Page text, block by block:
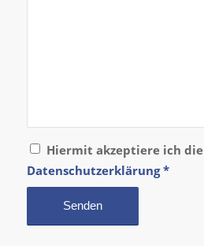
Hiermit akzeptiere ich die
Datenschutzerklärung *